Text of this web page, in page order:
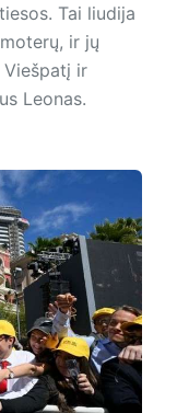
Tai liudija
ir jų
ir
Leonas.